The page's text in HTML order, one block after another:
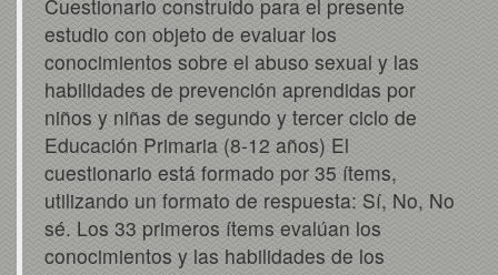
Cuestionario construido para el presente
estudio con objeto de evaluar los
conocimientos sobre el abuso sexual y las
habilidades de prevención aprendidas por
niños y niñas de segundo y tercer ciclo de
Educación Primaria (8-12 años) El
cuestionario está formado por 35 ítems,
utilizando un formato de respuesta: Sí, No, No
sé. Los 33 primeros ítems evalúan los
conocimientos y las habilidades de los